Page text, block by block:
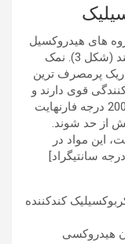
های هیدروکسیل
و کربوکسیل در ساختار مولکولی خود هستند (شکل 3). نمک
پرمصرف ترین
قوی دارند و
به راحتی می توانند در BHCT های کمتر از 200 درجه فارنهایت
از حد شوند.
شده است، این مواد در
دماهای نزدیک به 300 درجه فارنهایت [150 درجه سانتیگراد]
هیدروکسی